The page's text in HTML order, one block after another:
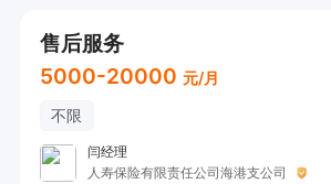
售后服务
5000-20000 元/月
不限
闫经理
人寿保险有限责任公司海港支公司